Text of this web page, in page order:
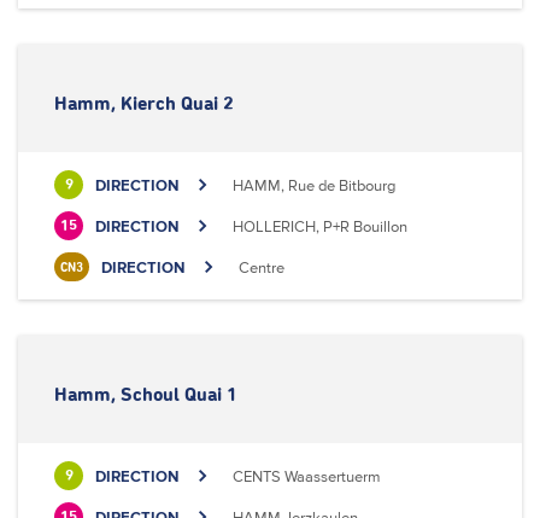
Hamm, Kierch Quai 2
9 DIRECTION HAMM, Rue de Bitbourg
15 DIRECTION HOLLERICH, P+R Bouillon
CN3 DIRECTION Centre
Hamm, Schoul Quai 1
9 DIRECTION CENTS Waassertuerm